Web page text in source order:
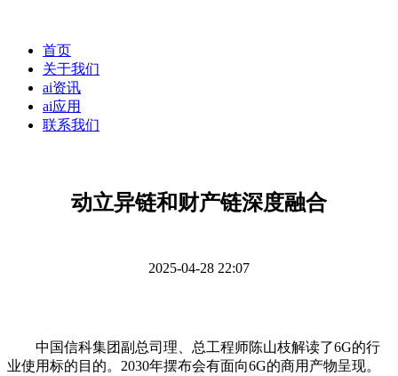
首页
关于我们
ai资讯
ai应用
联系我们
动立异链和财产链深度融合
2025-04-28 22:07
中国信科集团副总司理、总工程师陈山枝解读了6G的行
业使用标的目的。2030年摆布会有面向6G的商用产物呈现。